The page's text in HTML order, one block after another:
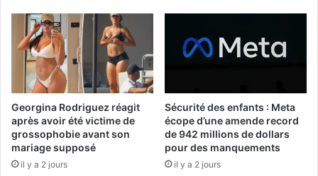
Georgina Rodriguez réagit
après avoir été victime de
grossophobie avant son
mariage supposé
il y a 2 jours
Sécurité des enfants : Meta
écope d’une amende record
de 942 millions de dollars
pour des manquements
il y a 2 jours